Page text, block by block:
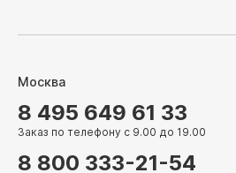
Москва
8 495 649 61 33
Заказ по телефону с 9.00 до 19.00
8 800 333-21-54